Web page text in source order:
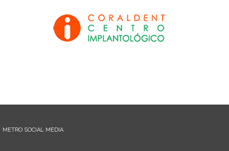
METRO SOCIAL MEDIA